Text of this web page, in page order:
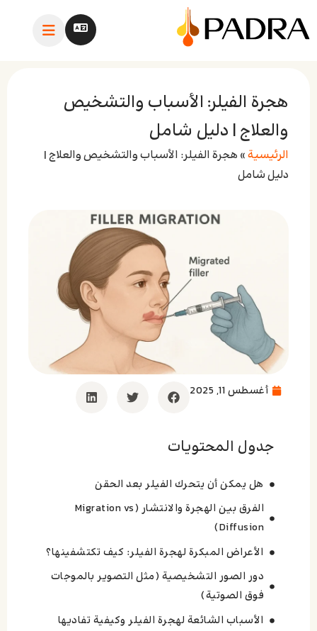
هجرة الفيلر: الأسباب والتشخيص
والعلاج | دليل شامل
الرئيسية» هجرة الفيلر: الأسباب والتشخيص والعلاج |
دليل شامل
أغسطس 11, 2025
جدول المحتويات
هل يمكن أن يتحرك الفيلر بعد الحقن
الفرق بين الهجرة والانتشار (Migration vs
Diffusion)
الأعراض المبكرة لهجرة الفيلر: كيف تكتشفينها؟
دور الصور التشخيصية (مثل التصوير بالموجات
فوق الصوتية)
الأسباب الشائعة لهجرة الفيلر وكيفية تفاديها